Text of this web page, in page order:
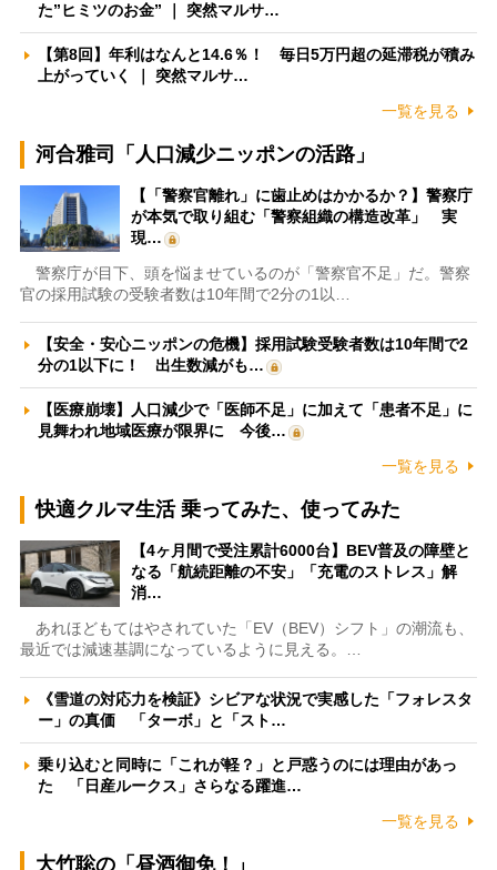
た”ヒミツのお金” ｜ 突然マルサ…
【第8回】年利はなんと14.6％！ 毎日5万円超の延滞税が積み
上がっていく ｜ 突然マルサ…
一覧を見る
河合雅司「人口減少ニッポンの活路」
【「警察官離れ」に歯止めはかかるか？】警察庁
が本気で取り組む「警察組織の構造改革」 実
現…
警察庁が目下、頭を悩ませているのが「警察官不足」だ。警察
官の採用試験の受験者数は10年間で2分の1以…
【安全・安心ニッポンの危機】採用試験受験者数は10年間で2
分の1以下に！ 出生数減がも…
【医療崩壊】人口減少で「医師不足」に加えて「患者不足」に
見舞われ地域医療が限界に 今後…
一覧を見る
快適クルマ生活 乗ってみた、使ってみた
【4ヶ月間で受注累計6000台】BEV普及の障壁と
なる「航続距離の不安」「充電のストレス」解
消…
あれほどもてはやされていた「EV（BEV）シフト」の潮流も、
最近では減速基調になっているように見える。…
《雪道の対応力を検証》シビアな状況で実感した「フォレスタ
ー」の真価 「ターボ」と「スト…
乗り込むと同時に「これが軽？」と戸惑うのには理由があっ
た 「日産ルークス」さらなる躍進…
一覧を見る
大竹聡の「昼酒御免！」